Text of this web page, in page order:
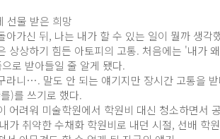
선물 받은 희망
아가신 뒤, 나는 내가 할 수 있는 일이 뭘까 생각
상상하기 힘든 아토피의 고통. 처음에는 '내가
로 받아들일 줄 알게 됐다.
라니…. 말도 안 되는 얘기지만 장시간 고통을
)를 쓰기로 했다.
어려워 미술학원에서 학원비 대신 청소하면서
가 취약한 수채화 학원비로 내던 시절, 선배 학